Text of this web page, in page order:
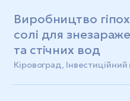
Виробництво
солі для
та стічних вод
Кіровоград,